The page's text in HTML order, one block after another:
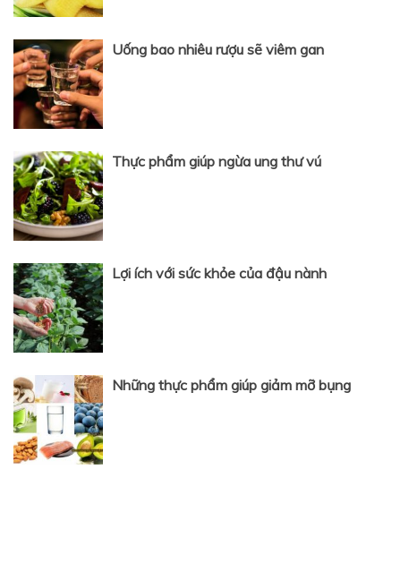
Uống bao nhiêu rượu sẽ viêm gan
Thực phẩm giúp ngừa ung thư vú
Lợi ích với sức khỏe của đậu nành
Những thực phẩm giúp giảm mỡ bụng